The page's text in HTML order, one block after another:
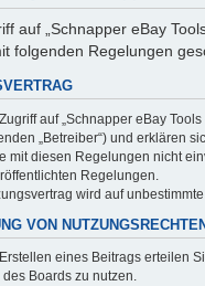
auf „Schnapper eBay
folgenden Regelungen
auf „Schnapper eBay
„Betreiber“) und erklären
mit diesen Regelungen nicht
Regelungen.
wird auf
VON NUTZUNGSRECHTEN
eines Beitrags erteilen
des Boards zu nutzen.